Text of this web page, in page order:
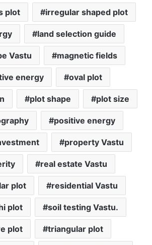
plot irregular shaped plot
land selection guide
Vastu magnetic fields
energy oval plot
plot shape plot size
positive energy
property Vastu
real estate Vastu
plot residential Vastu
plot soil testing Vastu.
plot triangular plot